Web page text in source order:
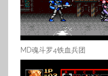
MD魂斗罗4铁血兵团